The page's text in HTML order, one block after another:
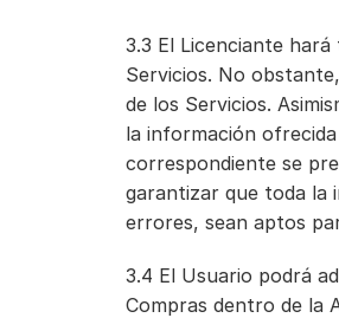
3.3 El Licenciante
Servicios. No
de los Servicios.
la información
correspondiente se
garantizar que toda la
errores, sean aptos
3.4 El Usuario podrá
Compras dentro de la